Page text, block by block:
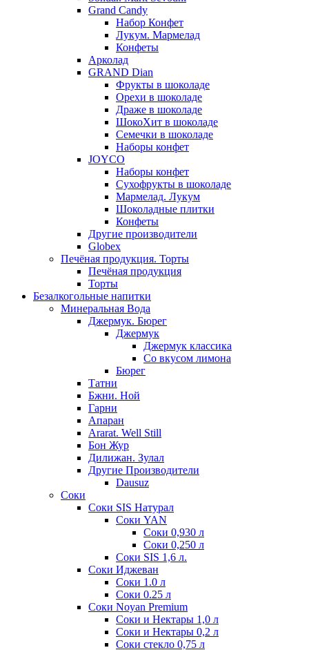
Grand Candy
Набор Конфет
Лукум. Мармелад
Конфеты
Арколад
GRAND Dian
Фрукты в шоколаде
Орехи в шоколаде
Драже в шоколаде
ШокоХит в шоколаде
Семечки в шоколаде
Наборы конфет
JOYCO
Наборы конфет
Сухофрукты в шоколаде
Мармелад. Лукум
Шоколадные плитки
Конфеты
Другие производители
Globex
Печёная продукция. Торты
Печёная продукция
Торты
Безалкогольные напитки
Минеральная Вода
Джермук. Бюрег
Джермук
Джермук классика
Со вкусом лимона
Бюрег
Татни
Бжни. Ной
Гарни
Апаран
Ararat. Well Still
Бон Жур
Дилижан. Зулал
Другие Производители
Dausuz
Соки
Соки SIS Натурал
Соки YAN
Соки 0,930 л
Соки 0,250 л
Соки SIS 1,6 л.
Соки Иджеван
Соки 1.0 л
Соки 0.25 л
Соки Noyan Premium
Соки и Нектары 1,0 л
Соки и Нектары 0,2 л
Соки стекло 0,75 л